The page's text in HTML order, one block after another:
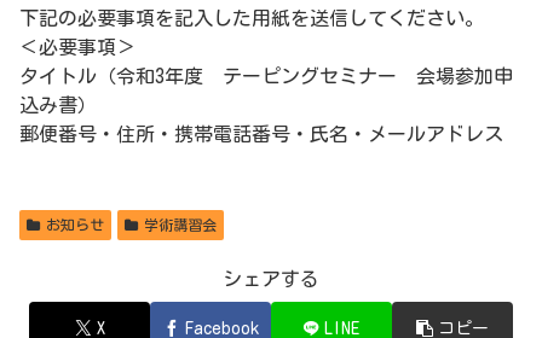
下記の必要事項を記入した用紙を送信してください。
＜必要事項＞
タイトル（令和3年度 テーピングセミナー 会場参加申
込み書）
郵便番号・住所・携帯電話番号・氏名・メールアドレス
お知らせ 学術講習会
シェアする
X Facebook LINE コピー